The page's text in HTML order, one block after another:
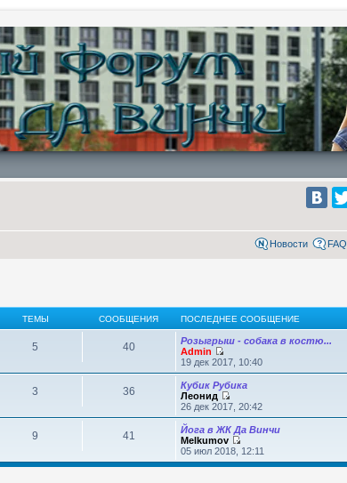
Новости FAQ
ТЕМЫ СООБЩЕНИЯ ПОСЛЕДНЕЕ СООБЩЕНИЕ
5 40
Розыгрыш - собака в костю...
Admin
19 дек 2017, 10:40
3 36
Кубик Рубика
Леонид
26 дек 2017, 20:42
9 41
Йога в ЖК Да Винчи
Melkumov
05 июл 2018, 12:11